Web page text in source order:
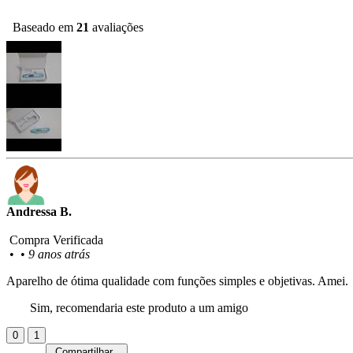
Baseado em 21 avaliações
Andressa B.
Compra Verificada
• • 9 anos atrás
Aparelho de ótima qualidade com funções simples e objetivas. Amei.
Sim, recomendaria este produto a um amigo
0
1